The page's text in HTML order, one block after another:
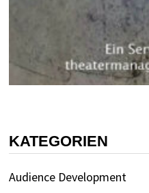
KATEGORIEN
Audience Development